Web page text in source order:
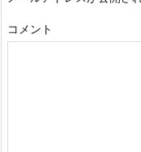
コメント